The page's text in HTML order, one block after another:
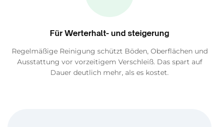
Für Werterhalt- und steigerung
Regelmäßige Reinigung schützt Böden, Oberflächen und
Ausstattung vor vorzeitigem Verschleiß. Das spart auf
Dauer deutlich mehr, als es kostet.